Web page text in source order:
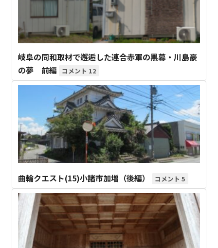
岐阜の同和取材で邂逅した連合赤軍の黒幕・川島豪
の夢 前編
12
曲輪クエスト(15)小諸市加増（後編） 5